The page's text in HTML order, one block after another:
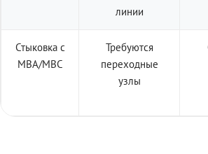
линии
Стыковка с
МВА/МВС
Требуются
переходные
узлы